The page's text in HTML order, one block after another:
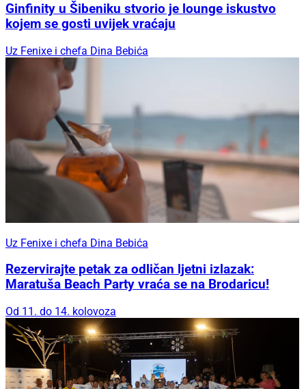
Ginfinity u Šibeniku stvorio je lounge iskustvo
kojem se gosti uvijek vraćaju
Uz Fenixe i chefa Dina Bebića
Uz Fenixe i chefa Dina Bebića
Rezervirajte petak za odličan ljetni izlazak:
Maratuša Beach Party vraća se na Brodaricu!
Od 11. do 14. kolovoza